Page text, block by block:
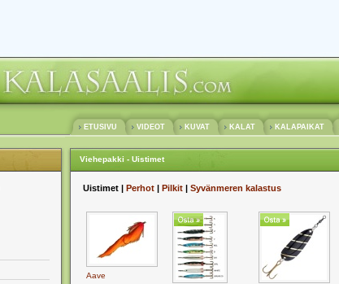
ETUSIVU VIDEOT KUVAT KALAT KALAPAIKAT
Viehepakki - Uistimet
Uistimet | Perhot | Pilkit | Syvänmeren kalastus
Aave